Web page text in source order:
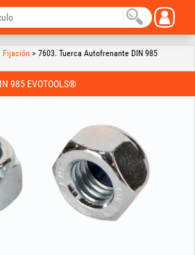
Fijación > 7603. Tuerca Autofrenante DIN 985
985 EVOTOOLS®